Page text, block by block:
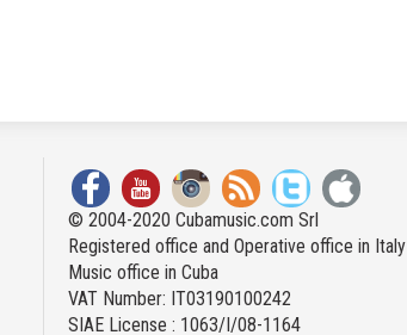
© 2004-2020 Cubamusic.com Srl
Registered office and Operative office in Italy
Music office in Cuba
VAT Number: IT03190100242
SIAE License : 1063/I/08-1164